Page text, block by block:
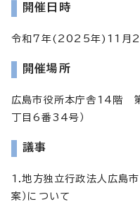
開催日時
令和7年(2025年)11月
開催場所
広島市役所本庁舎14階
丁目6番34号）
議事
1.地方独立行政法人広島
案）について